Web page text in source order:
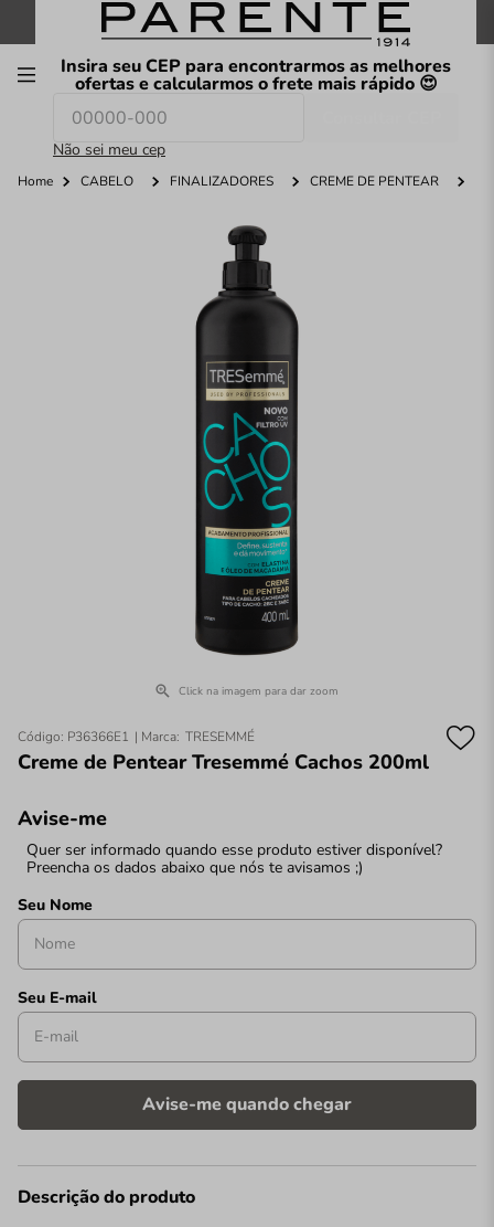
FRETE GRÁTIS nas compras a partir de R$199
Insira seu CEP para encontrarmos as melhores
ofertas e calcularmos o frete mais rápido 😍
Não sei meu cep
O que você procura hoje?
Home CABELO FINALIZADORES CREME DE PENTEAR
Click na imagem para dar zoom
Código: P36366E1 TRESEMMÉ
Creme de Pentear Tresemmé Cachos 200ml
Descrição do produto